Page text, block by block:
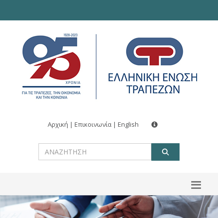
Αρχική | Επικοινωνία | English